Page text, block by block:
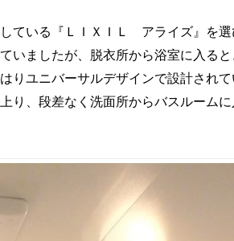
ている『ＬＩＸＩＬ アライズ』を選
いましたが、脱衣所から浴室に入る
りユニバーサルデザインで設計され
り、段差なく洗面所からバスルーム